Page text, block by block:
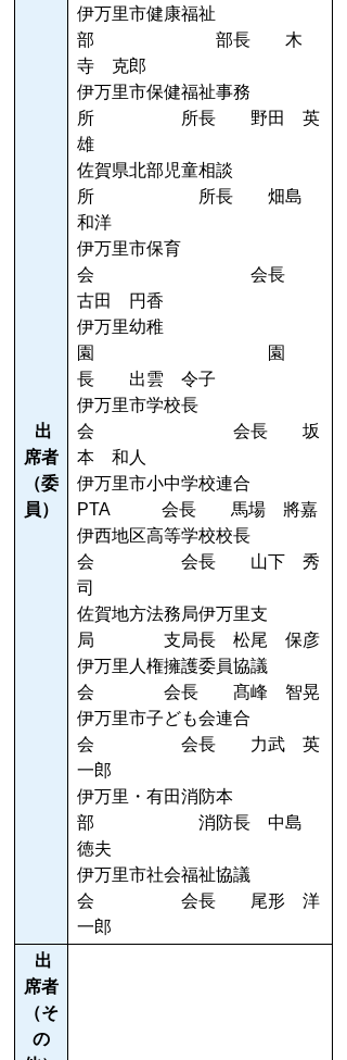
出
席者
（委
員）
伊万里市健康福祉
部 部長 木
寺 克郎
伊万里市保健福祉事務
所 所長 野田 英
雄
佐賀県北部児童相談
所 所長 畑島
和洋
伊万里市保育
会 会長
古田 円香
伊万里幼稚
園 園
長 出雲 令子
伊万里市学校長
会 会長 坂
本 和人
伊万里市小中学校連合
PTA 会長 馬場 將嘉
伊西地区高等学校校長
会 会長 山下 秀
司
佐賀地方法務局伊万里支
局 支局長 松尾 保彦
伊万里人権擁護委員協議
会 会長 髙峰 智晃
伊万里市子ども会連合
会 会長 力武 英
一郎
伊万里・有田消防本
部 消防長 中島
徳夫
伊万里市社会福祉協議
会 会長 尾形 洋
一郎
出
席者
（そ
の